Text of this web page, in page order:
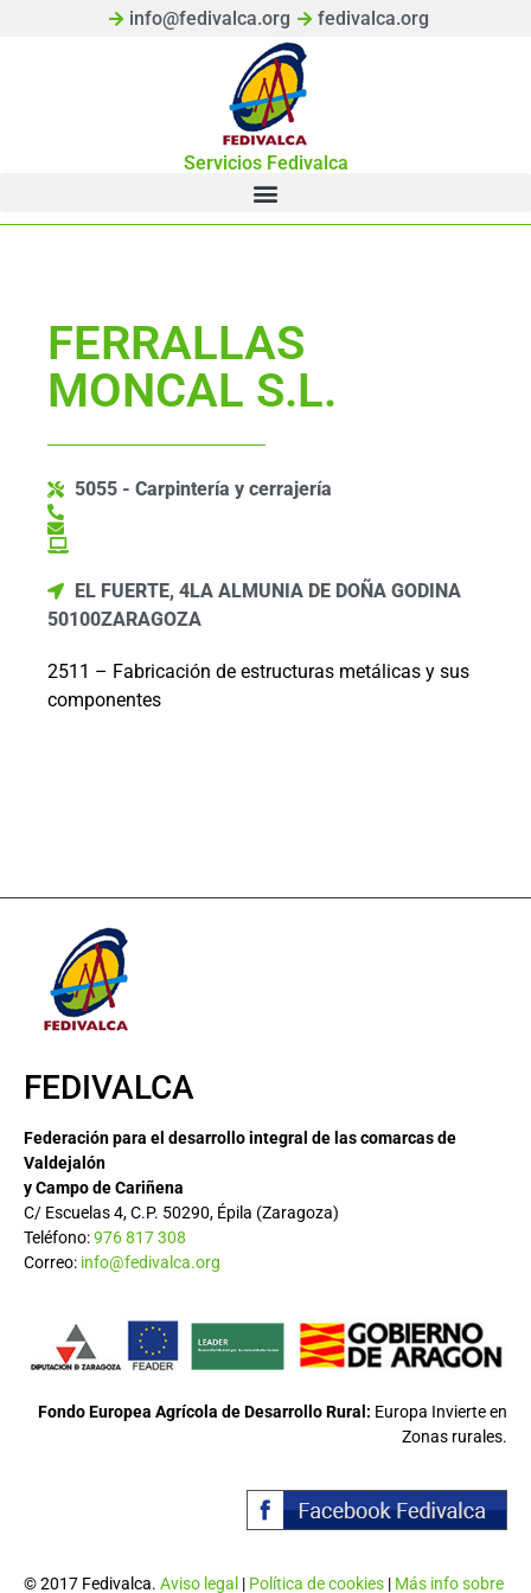
info@fedivalca.org fedivalca.org
Servicios Fedivalca
FERRALLAS
MONCAL S.L.
5055 - Carpintería y cerrajería
EL FUERTE, 4LA ALMUNIA DE DOÑA GODINA
50100ZARAGOZA
2511 – Fabricación de estructuras metálicas y sus
componentes
FEDIVALCA
Federación para el desarrollo integral de las comarcas de
Valdejalón
y Campo de Cariñena
C/ Escuelas 4, C.P. 50290, Épila (Zaragoza)
Teléfono:976 817 308
Correo: info@fedivalca.org
Fondo Europea Agrícola de Desarrollo Rural: Europa Invierte en
Zonas rurales.
© 2017 Fedivalca. Aviso legal | Política de cookies | Más info sobre